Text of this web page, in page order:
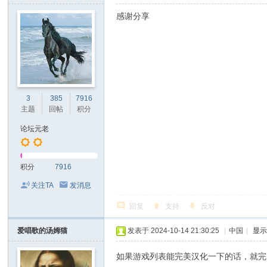
3
主题
385
回帖
7916
积分
论坛元老
积分 7916
关注TA 发消息
感谢分享
回复 支持 反对
爱唱歌的汤姆猫 发表于 2024-10-14 21:30:25 中国 显
如果游戏列表能完美汉化一下的话，就